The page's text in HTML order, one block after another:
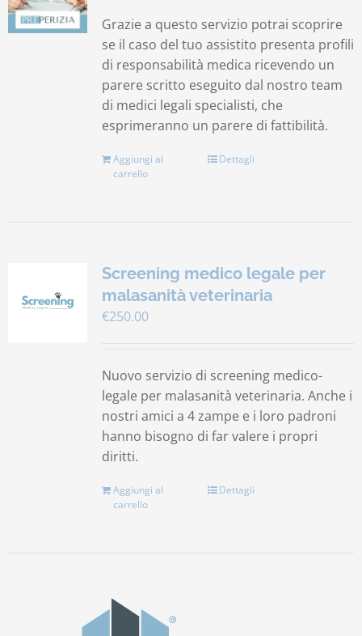
Grazie a questo servizio potrai scoprire
se il caso del tuo assistito presenta profili
di responsabilità medica ricevendo un
parere scritto eseguito dal nostro team
di medici legali specialisti, che
esprimeranno un parere di fattibilità.
Aggiungi al
carrello
Dettagli
Screening medico legale per
malasanità veterinaria
€250.00
Nuovo servizio di screening medico-
legale per malasanità veterinaria. Anche i
nostri amici a 4 zampe e i loro padroni
hanno bisogno di far valere i propri
diritti.
Aggiungi al
carrello
Dettagli